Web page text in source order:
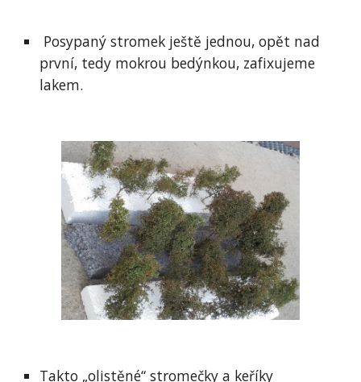
první, tedy mokrou bedýnkou, zafixujeme
lakem.
Takto „olistěné“ stromečky a keříky